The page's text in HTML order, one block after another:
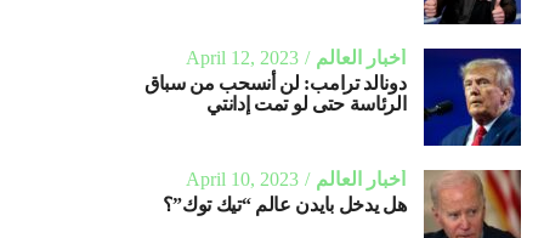
أخبار العالم
April 12, 2023
دونالد ترامب: لن أنسحب من سباق
الرئاسة حتى لو تمت إدانتي
أخبار العالم
April 10, 2023
هل يدخل بايدن عالم “تيك توك”؟